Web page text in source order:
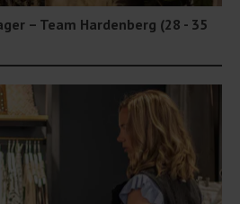
– Team Hardenberg (28 - 35